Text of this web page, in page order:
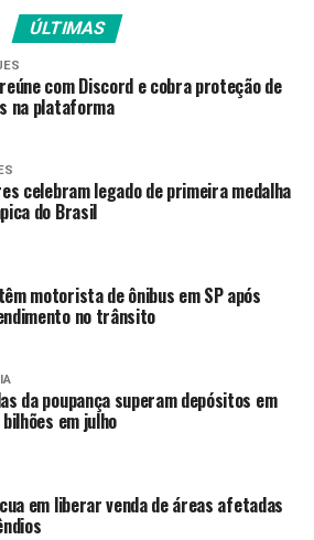
pede também um tíquete
a greve no dia 29 de junho.
da categoria estão o
dos pisos salariais,
e o pagamento do intervalo
extraordinária.
do IBGE se encerram nesta
boa evolução clínica e vai para
ÚLTIMAS
com Discord e cobra proteção de
na plataforma
celebram legado de primeira medalha
do Brasil
motorista de ônibus em SP após
no trânsito
da poupança superam depósitos em
em julho
em liberar venda de áreas afetadas